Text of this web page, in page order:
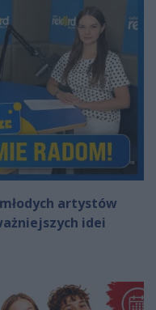
artystów
idei